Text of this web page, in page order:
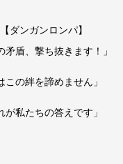
ダンガンロンパ】
盾、撃ち抜きます！」
の絆を諦めません」
私たちの答えです」